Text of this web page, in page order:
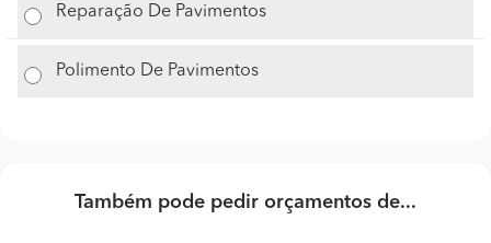
Reparação De Pavimentos
Polimento De Pavimentos
Também pode pedir orçamentos de...